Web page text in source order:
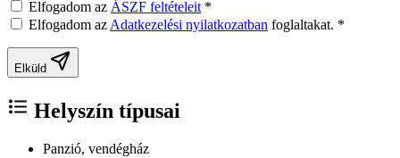
Elfogadom az ÁSZF feltételeit *
Elfogadom az Adatkezelési nyilatkozatban foglaltakat. *
Elküld
Helyszín típusai
Panzió, vendégház